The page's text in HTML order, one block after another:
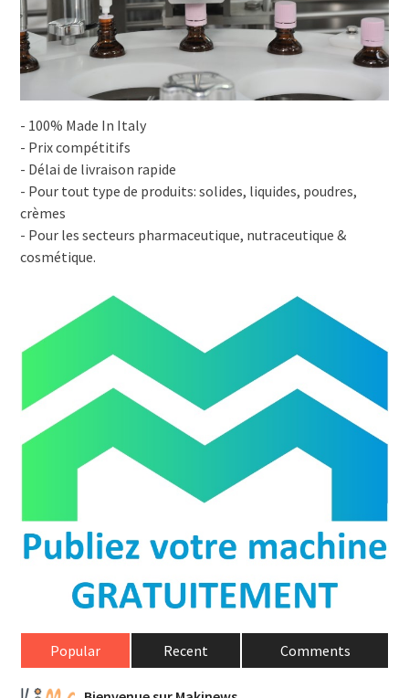
- 100% Made In Italy
- Prix compétitifs
- Délai de livraison rapide
- Pour tout type de produits: solides, liquides, poudres,
crèmes
- Pour les secteurs pharmaceutique, nutraceutique &
cosmétique.
Popular Recent Comments